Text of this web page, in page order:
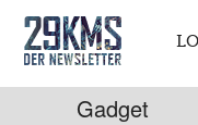
Gadget